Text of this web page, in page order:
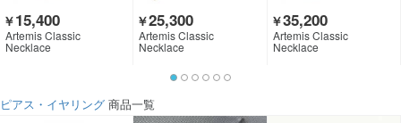
￥15,400
Artemis Classic
Necklace
￥25,300
Artemis Classic
Necklace
￥35,200
Artemis Classic
Necklace
ピアス・イヤリング 商品一覧